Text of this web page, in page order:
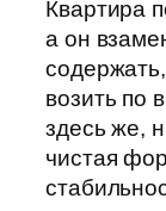
Квартира
а он
возить по
здесь же,
чистая